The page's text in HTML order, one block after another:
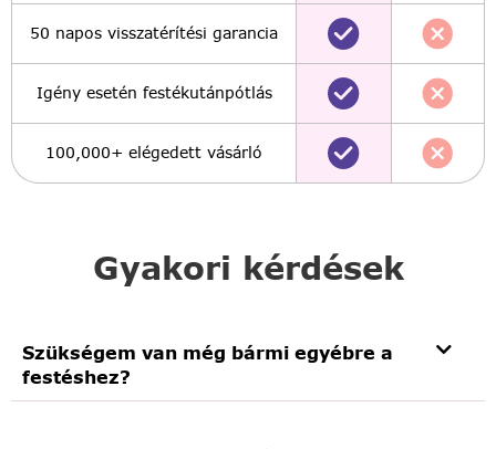
Gyakori kérdések
Szükségem van még bármi egyébre a
festéshez?
50 napos visszatérítési garancia
Igény esetén festékutánpótlás
100,000+ elégedett vásárló